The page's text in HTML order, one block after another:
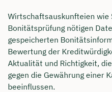
Wirtschaftsauskunfteien wie
Bonitätsprüfung nötigen
gespeicherten
Bewertung der
Aktualität und Richtigkeit,
gegen die Gewährung einer
beeinflussen.